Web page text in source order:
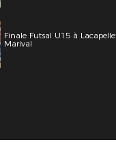
Finale Futsal U15 à Lacapelle
Marival